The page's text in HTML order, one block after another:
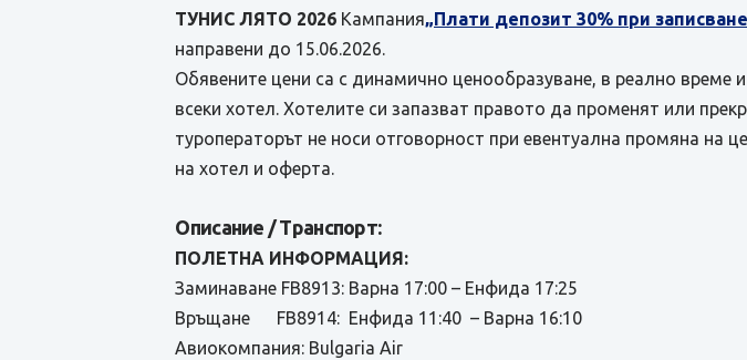
ТУНИС ЛЯТО 2026 Кампания„Плати депозит 30% при
направени до 15.06.2026.
Обявените цени са с динамично ценообразуване, в реално време
всеки хотел. Хотелите си запазват правото да променят или
туроператорът не носи отговорност при евентуална промяна на
на хотел и оферта.
Описание / Транспорт:
ПОЛЕТНА ИНФОРМАЦИЯ:
Заминаване FB8913: Варна 17:00 – Енфида 17:25
Връщане FB8914: Енфида 11:40 – Варна 16:10
Авиокомпания: Bulgaria Air